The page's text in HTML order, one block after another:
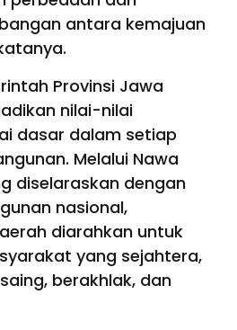
antara kemajuan
Provinsi Jawa
nilai-nilai
dasar dalam setiap
Melalui Nawa
diselaraskan dengan
nasional,
diarahkan untuk
yang sejahtera,
berakhlak, dan